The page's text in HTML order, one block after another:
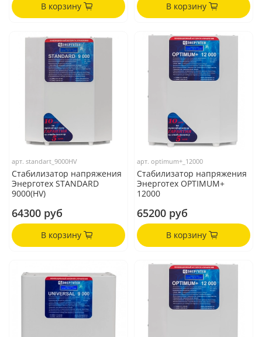
В корзину В корзину
арт.standart_9000HV
Стабилизатор напряжения
Энерготех STANDARD
9000(HV)
64300 руб
В корзину
арт.optimum+_12000
Стабилизатор напряжения
Энерготех OPTIMUM+
12000
65200 руб
В корзину